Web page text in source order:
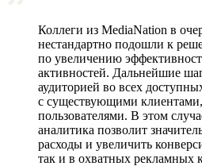
Коллеги из MediaNation в
нестандартно подошли к
по увеличению
активностей. Дальнейшие
аудиторией во всех
с существующими
пользователями. В этом
аналитика позволит
расходы и увеличить
так и в охватных рекламных